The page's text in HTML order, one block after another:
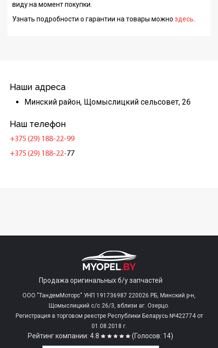
виду на момент покупки.
Узнать подробности о гарантии на товары можно здесь.
Наши адреса
Минский район, Щомыслицкий сельсовет, 26
Наш телефон
+375 (29) 188-22-99
+375 (29) 188-22-77
Продажа оригинальных б/у запчастей
ООО "ТандемМоторс" УНП 191736987 220026 РБ, Минский р-н,
Щомыслицкий с/c 26/3, вблизи аг. Озерцо.
Регистрация в торговом реестре Республики Беларусь №422774 от
01.08.2018 г.
Рейтинг компании: 4.8 (Голосов: 14)